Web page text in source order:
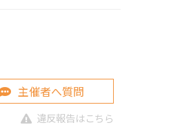
主催者へ質問
違反報告はこちら